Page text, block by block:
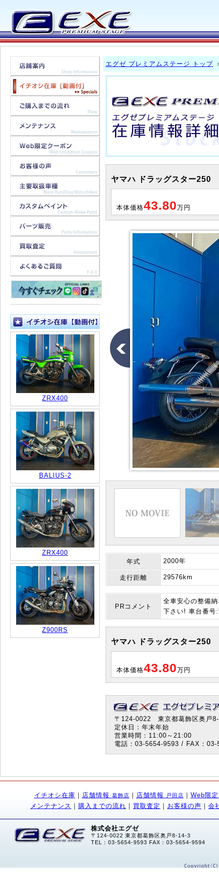
ZRX400
BALIUS-2
ZRX400
Z900RS
エグゼ プレミアムステージ トップ
ヤマハ ドラッグスター250
本体価格43.80万円
年式 2000年
走行距離 29576km
PRコメント
全車安心の整備
下さい! 車台番
ヤマハ ドラッグスター250
本体価格43.80万円
〒124-0022 東京都葛飾区奥戸
定休日：年末年始
営業時間：11:00～21:00
電話：03-5654-9593 / FAX：03-
イチオシ在庫 ｜ 店舗情報 葛飾店 ｜ 店舗情報 戸田店 ｜ Web限
メンテナンス ｜ 購入までの流れ ｜ 買取査定 ｜ お客様の声 ｜ 会
株式会社エグゼ
〒124-0022 東京都葛飾区奥戸8-14-3
TEL：03-5654-9593 FAX：03-5654-9594